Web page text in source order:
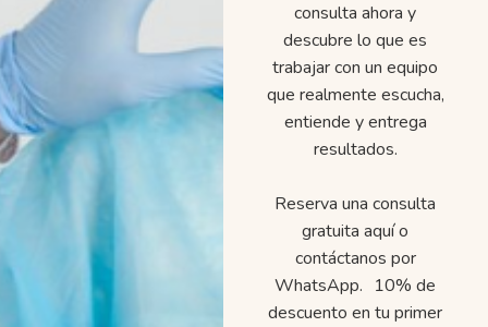
consulta ahora y
descubre lo que es
trabajar con un equipo
que realmente escucha,
entiende y entrega
resultados.
Reserva una consulta
gratuita aquí o
contáctanos por
WhatsApp. 10% de
descuento en tu primer